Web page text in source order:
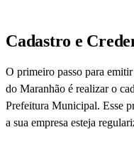
Cadastro e
O primeiro passo para
do Maranhão é realizar o
Prefeitura Municipal. Esse
a sua empresa esteja